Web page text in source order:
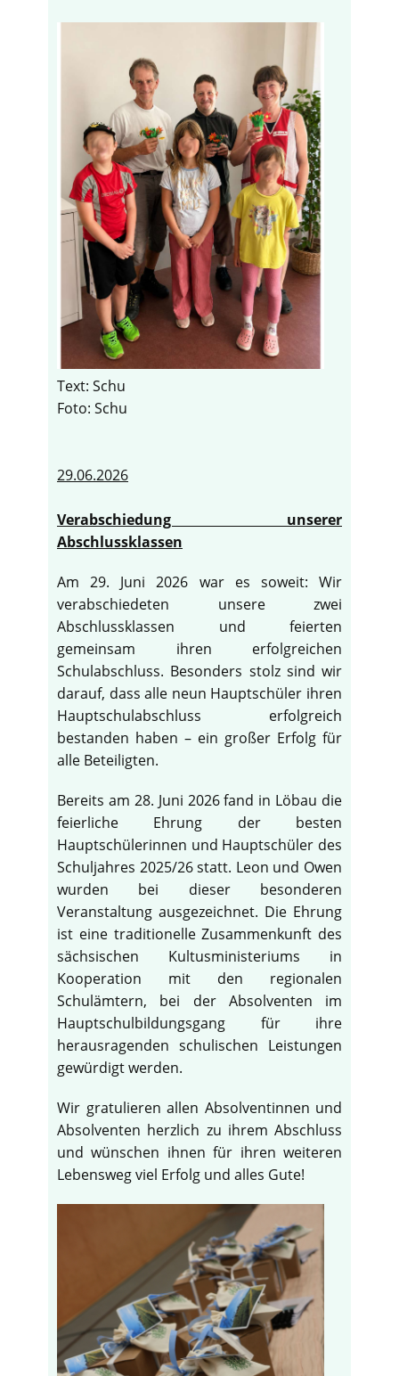
Text: Schu
Foto: Schu
29.06.2026
Verabschiedung unserer
Abschlussklassen
Am 29. Juni 2026 war es soweit: Wir
verabschiedeten unsere zwei
Abschlussklassen und feierten
gemeinsam ihren erfolgreichen
Schulabschluss. Besonders stolz sind wir
darauf, dass alle neun Hauptschüler ihren
Hauptschulabschluss erfolgreich
bestanden haben – ein großer Erfolg für
alle Beteiligten.
Bereits am 28. Juni 2026 fand in Löbau die
feierliche Ehrung der besten
Hauptschülerinnen und Hauptschüler des
Schuljahres 2025/26 statt. Leon und Owen
wurden bei dieser besonderen
Veranstaltung ausgezeichnet. Die Ehrung
ist eine traditionelle Zusammenkunft des
sächsischen Kultusministeriums in
Kooperation mit den regionalen
Schulämtern, bei der Absolventen im
Hauptschulbildungsgang für ihre
herausragenden schulischen Leistungen
gewürdigt werden.
Wir gratulieren allen Absolventinnen und
Absolventen herzlich zu ihrem Abschluss
und wünschen ihnen für ihren weiteren
Lebensweg viel Erfolg und alles Gute!